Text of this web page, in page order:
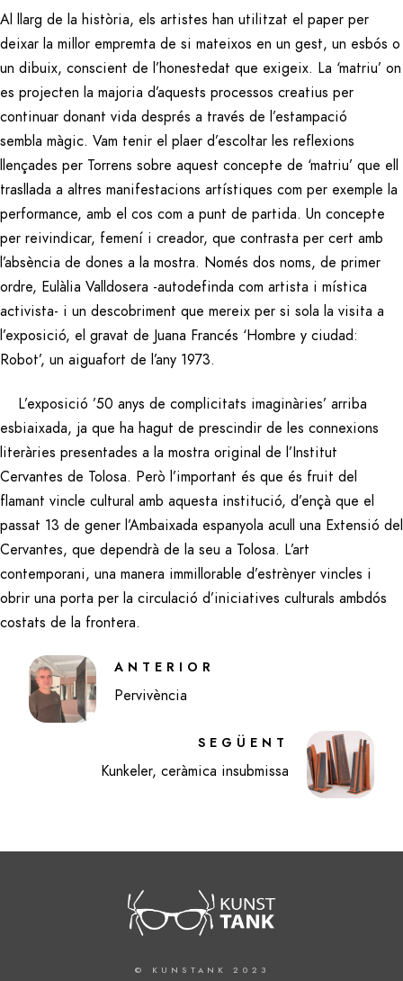
Al llarg de la història, els artistes han utilitzat el paper per
deixar la millor empremta de si mateixos en un gest, un esbós o
un dibuix, conscient de l’honestedat que exigeix. La ‘matriu’ on
es projecten la majoria d’aquests processos creatius per
continuar donant vida després a través de l’estampació
sembla màgic. Vam tenir el plaer d’escoltar les reflexions
llençades per Torrens sobre aquest concepte de ‘matriu’ que ell
trasllada a altres manifestacions artístiques com per exemple la
performance, amb el cos com a punt de partida. Un concepte
per reivindicar, femení i creador, que contrasta per cert amb
l’absència de dones a la mostra. Només dos noms, de primer
ordre, Eulàlia Valldosera -autodefinda com artista i mística
activista- i un descobriment que mereix per si sola la visita a
l’exposició, el gravat de Juana Francés ‘Hombre y ciudad:
Robot’, un aiguafort de l’any 1973.
L’exposició ’50 anys de complicitats imaginàries’ arriba
esbiaixada, ja que ha hagut de prescindir de les connexions
literàries presentades a la mostra original de l’Institut
Cervantes de Tolosa. Però l’important és que és fruit del
flamant vincle cultural amb aquesta institució, d’ençà que el
passat 13 de gener l’Ambaixada espanyola acull una Extensió del
Cervantes, que dependrà de la seu a Tolosa. L’art
contemporani, una manera immillorable d’estrènyer vincles i
obrir una porta per la circulació d’iniciatives culturals ambdós
costats de la frontera.
ANTERIOR
Pervivència
SEGÜENT
Kunkeler, ceràmica insubmissa
© KUNSTANK 2023